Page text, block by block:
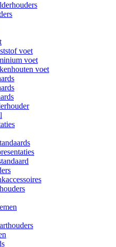
voet
voet
voet